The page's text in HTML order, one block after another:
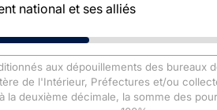
national et ses alliés
aux dépouillements des bureaux
de l'Intérieur, Préfectures et/ou
la deuxième décimale, la somme des